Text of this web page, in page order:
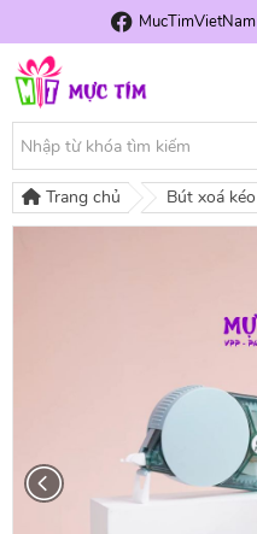
MucTimVietNam
Trang chủ Bút xoá kéo